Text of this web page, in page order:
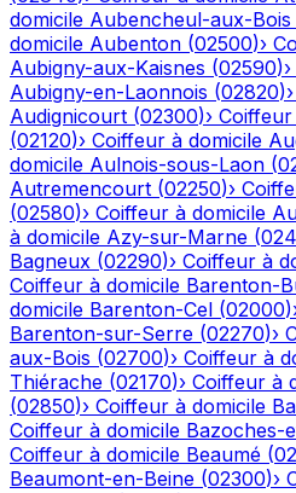
domicile Aubencheul-aux-Bois
domicile Aubenton (02500)›
Aubigny-aux-Kaisnes (02590)›
Aubigny-en-Laonnois (02820)›
Audignicourt (02300)›
(02120)› Coiffeur à domicile
domicile Aulnois-sous-Laon (
Autremencourt (02250)›
(02580)› Coiffeur à domicile
à domicile Azy-sur-Marne (
Bagneux (02290)› Coiffeur à
Coiffeur à domicile Barenton-
domicile Barenton-Cel (02000)
Barenton-sur-Serre (02270)›
aux-Bois (02700)› Coiffeur à
Thiérache (02170)› Coiffeur à
(02850)› Coiffeur à domicile
Coiffeur à domicile Bazoches-
Coiffeur à domicile Beaumé (
Beaumont-en-Beine (02300)›